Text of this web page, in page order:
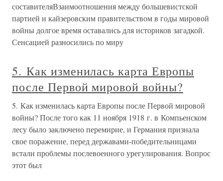
составителяВзаимоотношения между большевистской
партией и кайзеровским правительством в годы мировой
войны долгое время оставались для историков загадкой.
Сенсацией разносились по миру
5. Как изменилась карта Европы
после Первой мировой войны?
5. Как изменилась карта Европы после Первой мировой
войны? После того как 11 ноября 1918 г. в Компьенском
лесу было заключено перемирие, и Германия признала
свое поражение, перед державами-победительницами
встали проблемы послевоенного урегулирования. Вопрос
этот был